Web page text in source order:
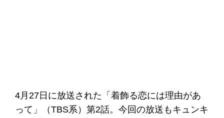
4月27日に放送された「着飾る恋には理由があ
って」（TBS系）第2話。今回の放送もキュンキ